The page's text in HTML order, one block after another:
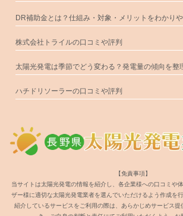
DR補助金とは？仕組み・対象・メリットをわかり
株式会社トライルの口コミや評判
太陽光発電は季節でどう変わる？発電量の傾向を整
ハチドリソーラーの口コミや評判
【免責事項】
当サイトは太陽光発電の情報を紹介し、各企業様への口コミや
ザー様に適切な太陽光発電業者を選んでいただけるよう作成を
紹介しているサービスをご利用の際は、あらかじめサービス